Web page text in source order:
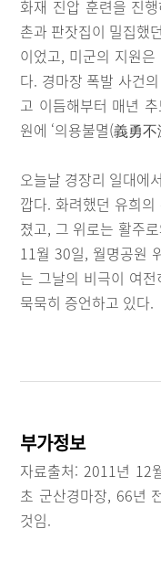
화재 진압 훈련을 진
촌과 판잣집이 밀집했
이었고, 미군의 지원
다. 경마장 폭발 사건
고 이듬해부터 매년
원에 ‘의용불멸(義勇
오늘날 경장리 일대에
깝다. 화려했던 유희
졌고, 그 위로는 활주
11월 30일, 월명공원
는 그날의 비극이 여
묵묵히 증언하고 있다.
부가정보
자료출처: 2011년 12
초 군산경마장, 66년
것임.